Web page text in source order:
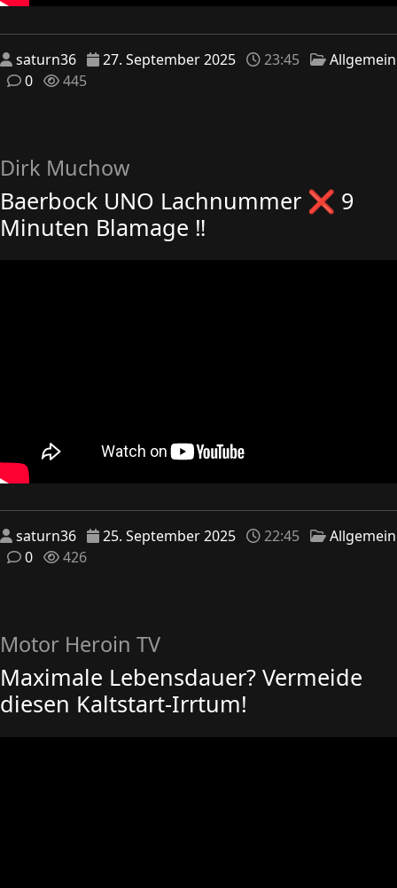
saturn36 27. September 2025 23:45
Allgemein
0
445
Dirk Muchow
Baerbock UNO Lachnummer ❌ 9
Minuten Blamage ‼️
saturn36 25. September 2025 22:45
Allgemein
0
426
Motor Heroin TV
Maximale Lebensdauer? Vermeide
diesen Kaltstart-Irrtum!